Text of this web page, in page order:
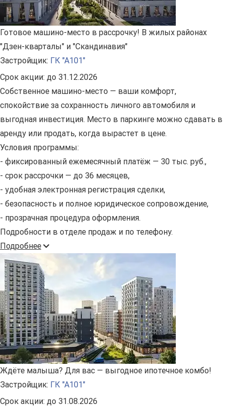
Готовое машино-место в рассрочку! В жилых районах
"Дзен-кварталы" и "Скандинавия"
Застройщик: ГК "А101"
Срок акции: до 31.12.2026
Собственное машино-место — ваши комфорт,
спокойствие за сохранность личного автомобиля и
выгодная инвестиция. Место в паркинге можно сдавать в
аренду или продать, когда вырастет в цене.
Условия программы:
- фиксированный ежемесячный платёж — 30 тыс. руб.,
- срок рассрочки — до 36 месяцев,
- удобная электронная регистрация сделки,
- безопасность и полное юридическое сопровождение,
- прозрачная процедура оформления.
Подробности в отделе продаж и по телефону.
Подробнее
Ждёте малыша? Для вас — выгодное ипотечное комбо!
Застройщик: ГК "А101"
Срок акции: до 31.08.2026